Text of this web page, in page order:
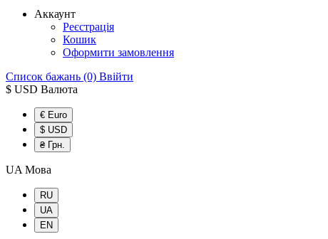
Аккаунт
Реєстрація
Кошик
Оформити замовлення
Список бажань (0) Ввійти
$ USD Валюта
€ Euro
$ USD
₴ Грн.
UA Мова
RU
UA
EN